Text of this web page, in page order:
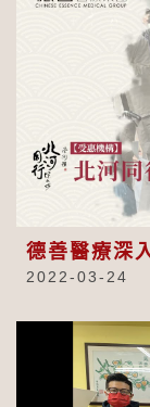
德善醫療深
2022-03-24